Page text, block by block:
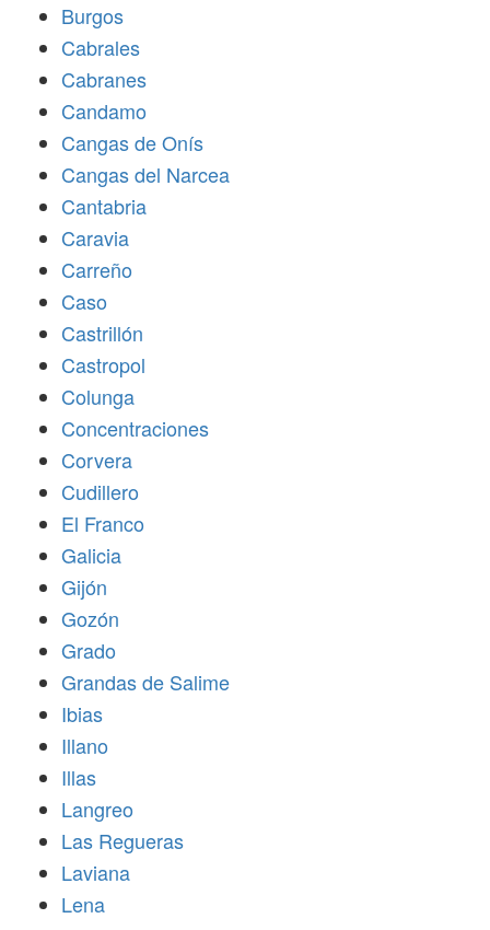
Burgos
Cabrales
Cabranes
Candamo
Cangas de Onís
Cangas del Narcea
Cantabria
Caravia
Carreño
Caso
Castrillón
Castropol
Colunga
Concentraciones
Corvera
Cudillero
El Franco
Galicia
Gijón
Gozón
Grado
Grandas de Salime
Ibias
Illano
Illas
Langreo
Las Regueras
Laviana
Lena